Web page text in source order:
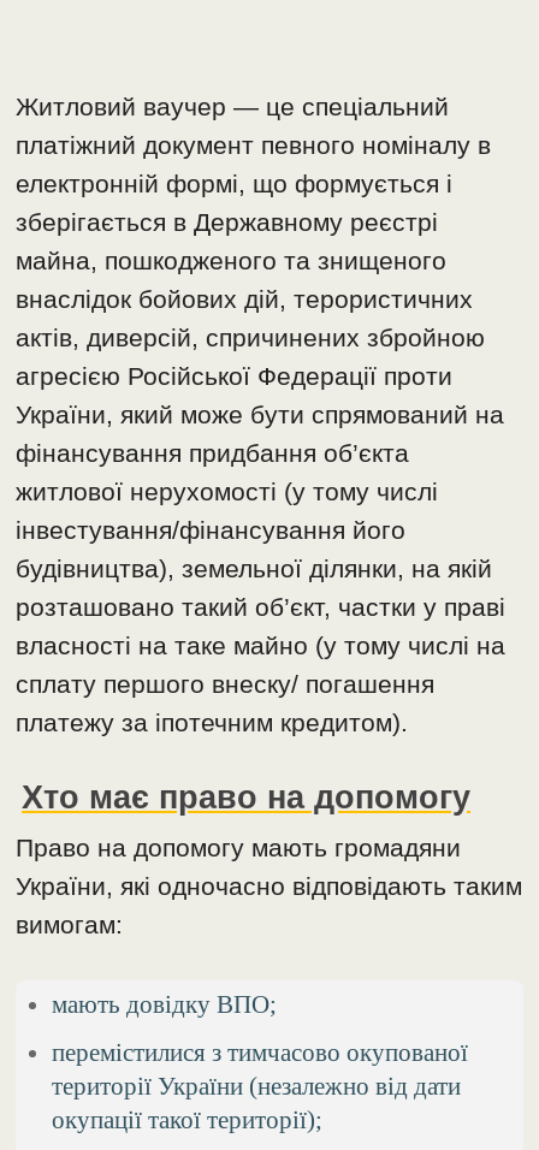
Житловий ваучер — це спеціальний
платіжний документ певного номіналу в
електронній формі, що формується і
зберігається в Державному реєстрі
майна, пошкодженого та знищеного
внаслідок бойових дій, терористичних
актів, диверсій, спричинених збройною
агресією Російської Федерації проти
України, який може бути спрямований на
фінансування придбання об’єкта
житлової нерухомості (у тому числі
інвестування/фінансування його
будівництва), земельної ділянки, на якій
розташовано такий об’єкт, частки у праві
власності на таке майно (у тому числі на
сплату першого внеску/ погашення
платежу за іпотечним кредитом).
Хто має право на допомогу
Право на допомогу мають громадяни
України, які одночасно відповідають таким
вимогам:
мають довідку ВПО;
перемістилися з тимчасово окупованої
території України (незалежно від дати
окупації такої території);